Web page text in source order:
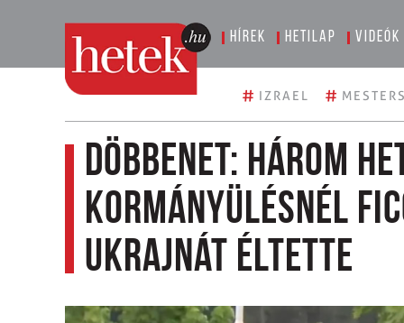
Hírek Hetilap Videók
# IZRAEL #
Döbbenet: három
kormányülésnél
Ukrajnát éltette